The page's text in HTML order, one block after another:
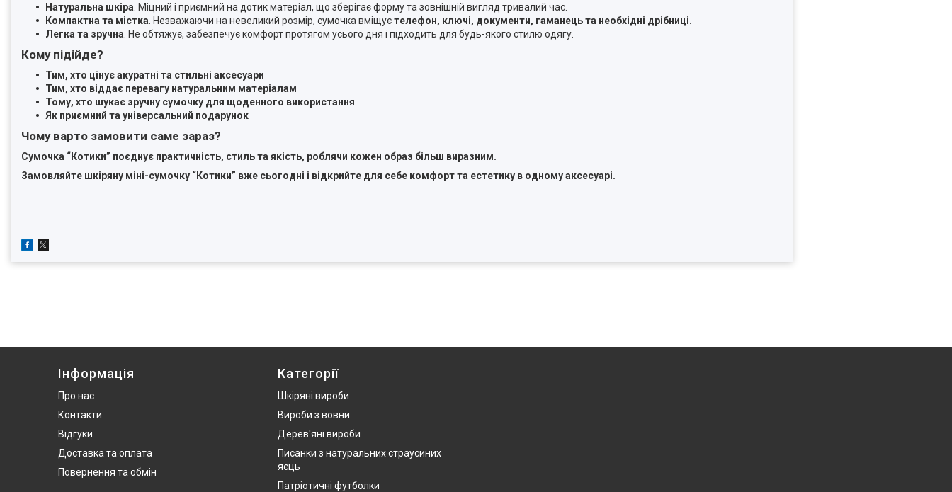
Натуральна шкіра . Міцний і приємний на дотик матеріал, що зберігає форму та зовнішній вигляд тривалий час.
Компактна та містка . Незважаючи на невеликий розмір, сумочка вміщуєтелефон, ключі, документи, гаманець та необхідні дрібниці.
Легка та зручна . Не обтяжує, забезпечує комфорт протягом усього дня і підходить для будь-якого стилю одягу.
Кому підійде?
Тим, хто цінує акуратні та стильні аксесуари
Тим, хто віддає перевагу натуральним матеріалам
Тому, хто шукає зручну сумочку для щоденного використання
Як приємний та універсальний подарунок
Чому варто замовити саме зараз?
Сумочка “Котики” поєднує практичність, стиль та якість, роблячи кожен образ більш виразним.
Замовляйте шкіряну міні-сумочку “Котики” вже сьогодні і відкрийте для себе комфорт та естетику в одному аксесуарі.
Інформація
Про нас
Контакти
Відгуки
Доставка та оплата
Повернення та обмін
Категорії
Шкіряні вироби
Вироби з вовни
Дерев'яні вироби
Писанки з натуральних страусиних
яєць
Патріотичні футболки